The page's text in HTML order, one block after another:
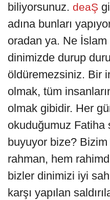
biliyorsunuz. deaŞ
adına bunları
oradan ya. Ne İslam
dinimizde durup
öldüremezsiniz. Bir
olmak, tüm
olmak gibidir. Her
okuduğumuz Fatiha
buyuyor bize?
rahman, hem
bizler dinimizi iyi
karşı yapılan